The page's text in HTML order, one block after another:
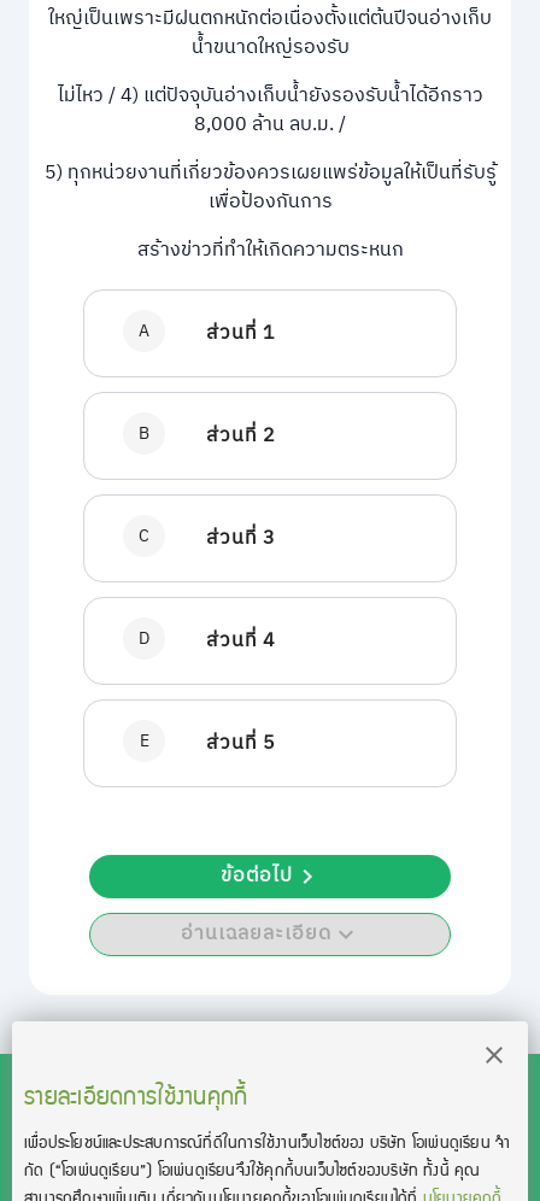
ใหญ่เป็นเพราะมีฝนตกหนักต่อเนื่องตั้งแต่ต้นปีจนอ่างเก็บ
น้ำขนาดใหญ่รองรับ
ไม่ไหว / 4) แต่ปัจจุบันอ่างเก็บน้ำยังรองรับน้ำได้อีกราว
8,000 ล้าน ลบ.ม. /
5) ทุกหน่วยงานที่เกี่ยวข้องควรเผยแพร่ข้อมูลให้เป็นที่รับรู้
เพื่อป้องกันการ
สร้างข่าวที่ทำให้เกิดความตระหนก
A ส่วนที่ 1
B ส่วนที่ 2
C ส่วนที่ 3
D ส่วนที่ 4
E ส่วนที่ 5
อ่านเฉลยละเอียด
ข้อต่อไป
รายละเอียดการใช้งานคุกกี้
เพื่อประโยชน์และประสบการณ์ที่ดีในการใช้งานเว็บไซต์ของ บริษัท โอเพ่นดูเรียน จํา
กัด (“โอเพ่นดูเรียน”)โอเพ่นดูเรียนจึงใช้คุกกี้บนเว็บไซต์ของบริษัท ทั้งนี้ คุณ
สงวนลิขสิทธิ์โดย บริษัท โอเพ่นดูเรียน จำกัด 2021 ©︎ OpenDurian
Co., Ltd.